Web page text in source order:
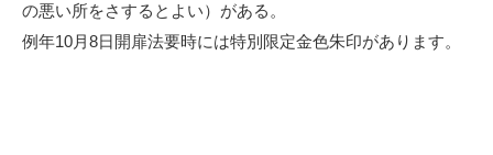
の悪い所をさするとよい）がある。
例年10月8日開扉法要時には特別限定金色朱印があります。